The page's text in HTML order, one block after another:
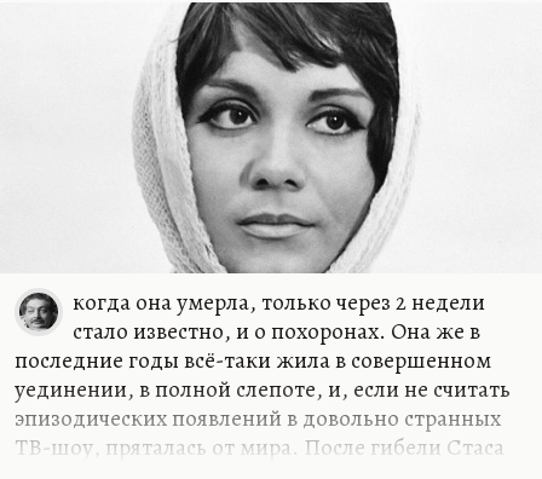
когда она умерла, только через 2 недели
стало известно, и о похоронах. Она же в
последние годы всё-таки жила в совершенном
уединении, в полной слепоте, и, если не считать
эпизодических появлений в довольно странных
ТВ-шоу, пряталась от мира. После гибели Стаса